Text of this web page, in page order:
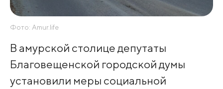
Фото: Amur.life
В амурской столице депутаты
Благовещенской городской думы
установили меры социальной